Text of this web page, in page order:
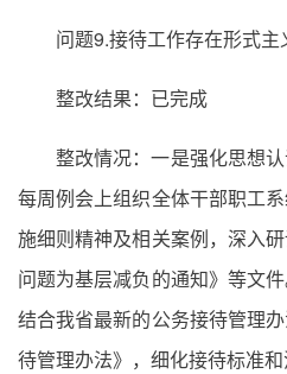
问题9.接待工作存在形式主
整改结果：已完成
整改情况：一是强化思想
每周例会上组织全体干部职工
施细则精神及相关案例，深入
问题为基层减负的通知》等文
结合我省最新的公务接待管理
待管理办法》，细化接待标准和